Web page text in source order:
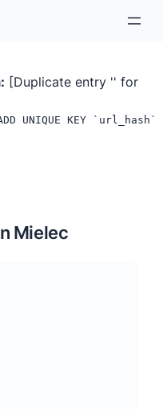
[Duplicate entry '' for
UNIQUE KEY `url_hash`
Mielec